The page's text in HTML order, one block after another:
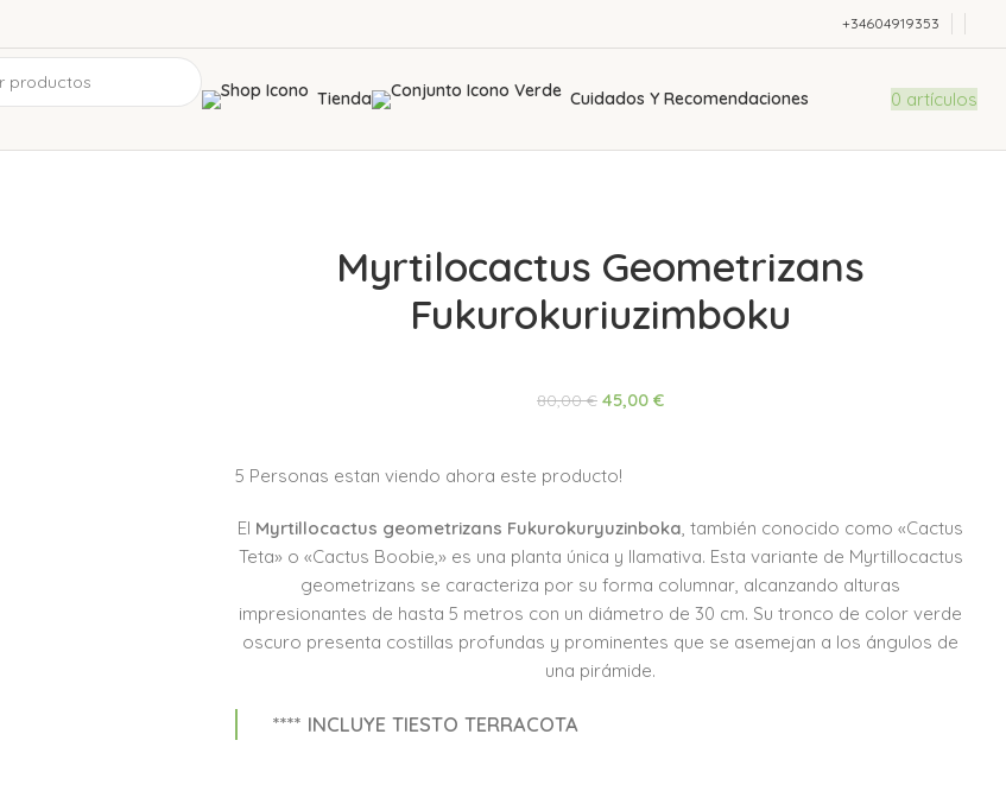
+34604919353
Tienda Cuidados Y Recomendaciones 0 artículos
Myrtilocactus Geometrizans
Fukurokuriuzimboku
80,00€ 45,00 €
5 Personas estan viendo ahora este producto!
El Myrtillocactus geometrizans Fukurokuryuzinboka, también conocido como «Cactus
Teta» o «Cactus Boobie,» es una planta única y llamativa. Esta variante de Myrtillocactus
geometrizans se caracteriza por su forma columnar, alcanzando alturas
impresionantes de hasta 5 metros con un diámetro de 30 cm. Su tronco de color verde
oscuro presenta costillas profundas y prominentes que se asemejan a los ángulos de
una pirámide.
**** INCLUYE TIESTO TERRACOTA